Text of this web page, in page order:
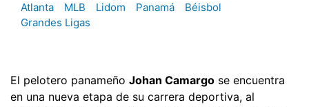
Atlanta
MLB Lidom Panamá
Béisbol
Grandes Ligas
El pelotero panameño Johan Camargo se encuentra
en una nueva etapa de su carrera deportiva, al